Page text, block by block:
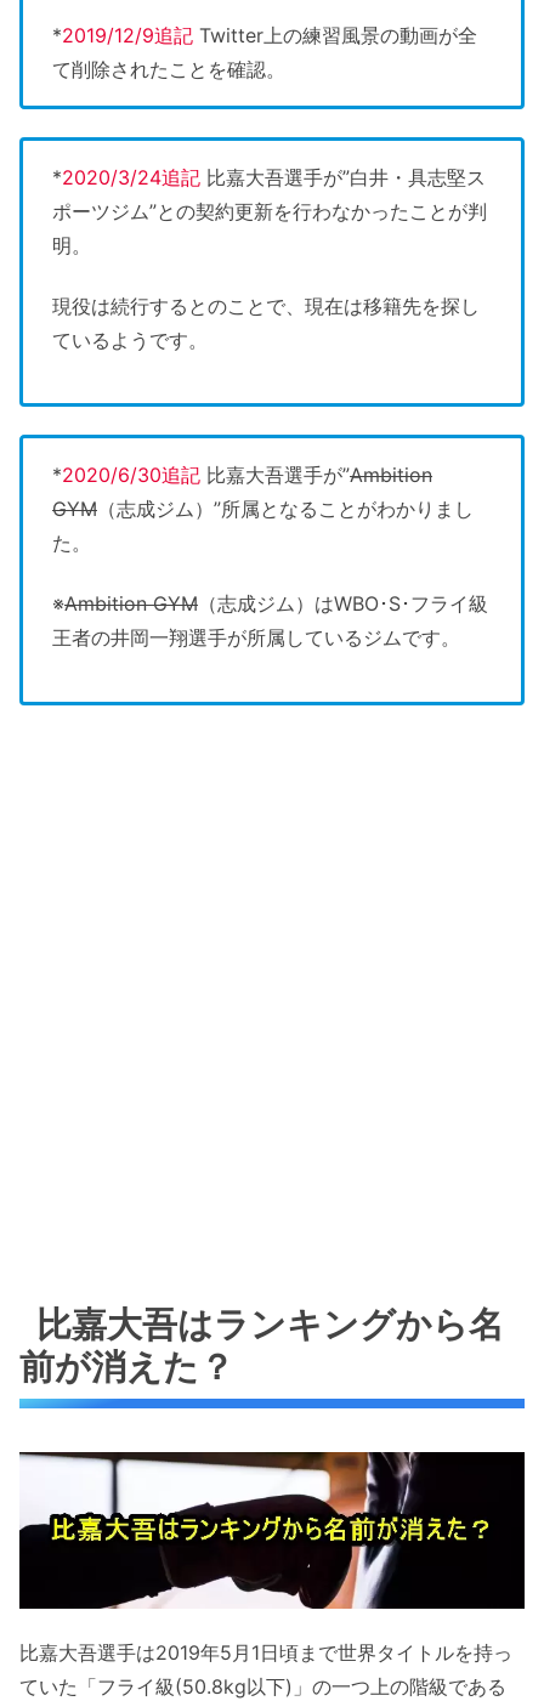
*2019/12/9追記 Twitter上の練習風景の動画が全
て削除されたことを確認。
*2020/3/24追記 比嘉大吾選手が”白井・具志堅ス
ポーツジム”との契約更新を行わなかったことが判
明。
現役は続行するとのことで、現在は移籍先を探し
ているようです。
*2020/6/30追記 比嘉大吾選手が”Ambition
GYM （志成ジム）”所属となることがわかりまし
た。
※Ambition GYM （志成ジム）はWBO･S･フライ級
王者の井岡一翔選手が所属しているジムです。
比嘉大吾はランキングから名
前が消えた？
比嘉大吾選手は2019年5月1日頃まで世界タイトルを持っ
ていた「フライ級(50.8kg以下)」の一つ上の階級である